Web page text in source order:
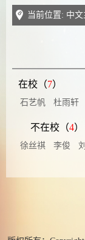
当前位置: 中文
在校（7）
石艺帆 杜雨轩
不在校（4）
徐丝祺 李俊